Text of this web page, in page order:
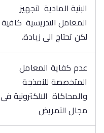
البنية المادية لتجهيز
المعامل التدريسية كافية
لكن تحتاج الى زيادة.
عدم كفاية المعامل
المتخصصة للنمذجة
والمحاكاة الالكترونية فى
مجال التمريض